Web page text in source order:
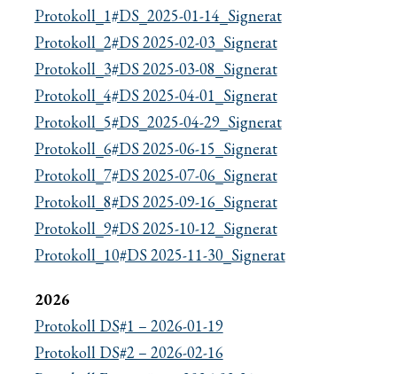
Protokoll_1#DS_2025-01-14_Signerat
Protokoll_2#DS 2025-02-03_Signerat
Protokoll_3#DS 2025-03-08_Signerat
Protokoll_4#DS 2025-04-01_Signerat
Protokoll_5#DS_2025-04-29_Signerat
Protokoll_6#DS 2025-06-15_Signerat
Protokoll_7#DS 2025-07-06_Signerat
Protokoll_8#DS 2025-09-16_Signerat
Protokoll_9#DS 2025-10-12_Signerat
Protokoll_10#DS 2025-11-30_Signerat
2026
Protokoll DS#1 – 2026-01-19
Protokoll DS#2 – 2026-02-16